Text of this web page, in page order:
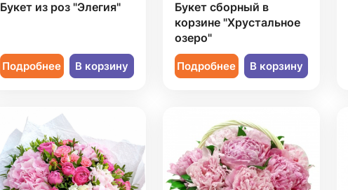
Букет из роз "Элегия"
Подробнее В корзину
Букет сборный в
корзине "Хрустальное
озеро"
Подробнее В корзину